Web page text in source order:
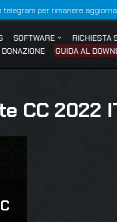
telegram per rimanere
SOFTWARE RICHIESTA
GUIDA AL
CC 2022